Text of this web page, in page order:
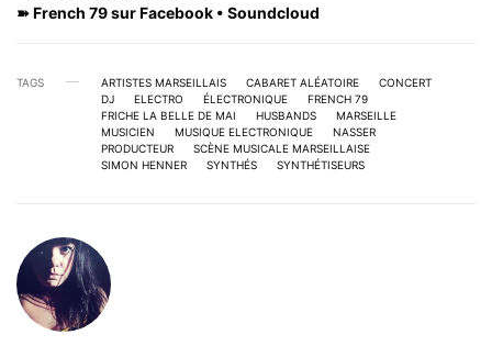
➽ French 79 surFacebook •Soundcloud
TAGS ARTISTES MARSEILLAIS CABARET ALÉATOIRE
CONCERT
DJ
ELECTRO ÉLECTRONIQUE
FRENCH 79
FRICHE LA BELLE DE MAI
HUSBANDS
MARSEILLE
MUSICIEN
MUSIQUE ELECTRONIQUE
NASSER
PRODUCTEUR
SCÈNE MUSICALE MARSEILLAISE
SIMON HENNER
SYNTHÉS SYNTHÉTISEURS